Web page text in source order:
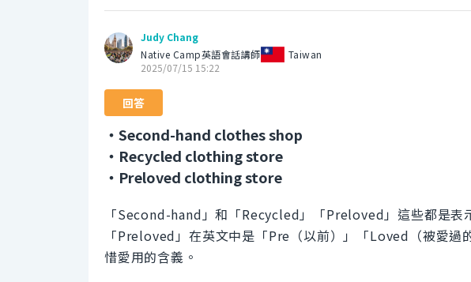
Judy Chang
Native Camp英語會話講師
Taiwan
2025/07/15 15:22
回答
・Second-hand clothes shop
・Recycled clothing store
・Preloved clothing store
「Second-hand」和「Recycled」「Preloved」這些都是表
「Preloved」在英文中是「Pre（以前）」「Loved（被愛過
惜愛用的含義。